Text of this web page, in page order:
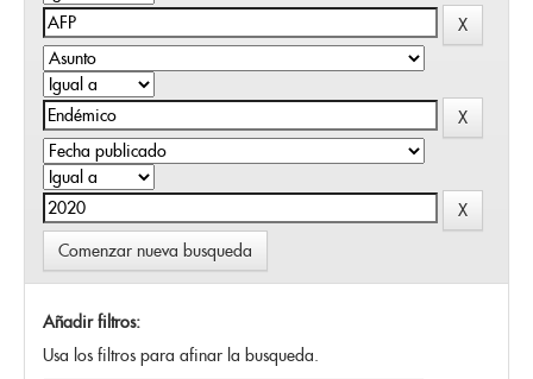
Comenzar nueva busqueda
Añadir filtros:
Usa los filtros para afinar la busqueda.